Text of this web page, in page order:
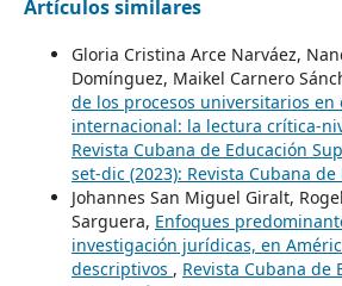
Artículos similares
Gloria Cristina Arce Narváez,
Domínguez, Maikel Carnero
de los procesos universitarios en
internacional: la lectura crítica-
Revista Cubana de Educación
set-dic (2023): Revista Cubana
Johannes San Miguel Giralt,
Sarguera, Enfoques
investigación jurídicas, en
descriptivos , Revista Cubana de